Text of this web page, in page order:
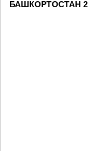
БАШКОРТОСТАН